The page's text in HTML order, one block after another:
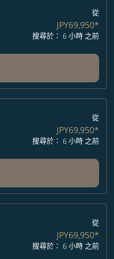
從
JPY69,950*
搜尋於： 6 小時 之前
從
JPY69,950*
搜尋於： 6 小時 之前
從
JPY69,950*
搜尋於： 6 小時 之前